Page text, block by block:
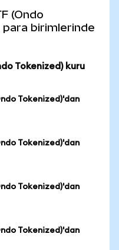
(Ondo
para birimlerinde
Tokenized) kuru
Tokenized)'dan
Tokenized)'dan
Tokenized)'dan
Tokenized)'dan